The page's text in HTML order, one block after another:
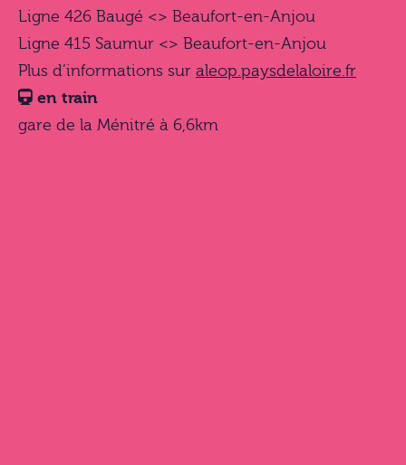
Ligne 426 Baugé <> Beaufort-en-Anjou
Ligne 415 Saumur <> Beaufort-en-Anjou
Plus d’informations sur aleop.paysdelaloire.fr
en train
gare de la Ménitré à 6,6km